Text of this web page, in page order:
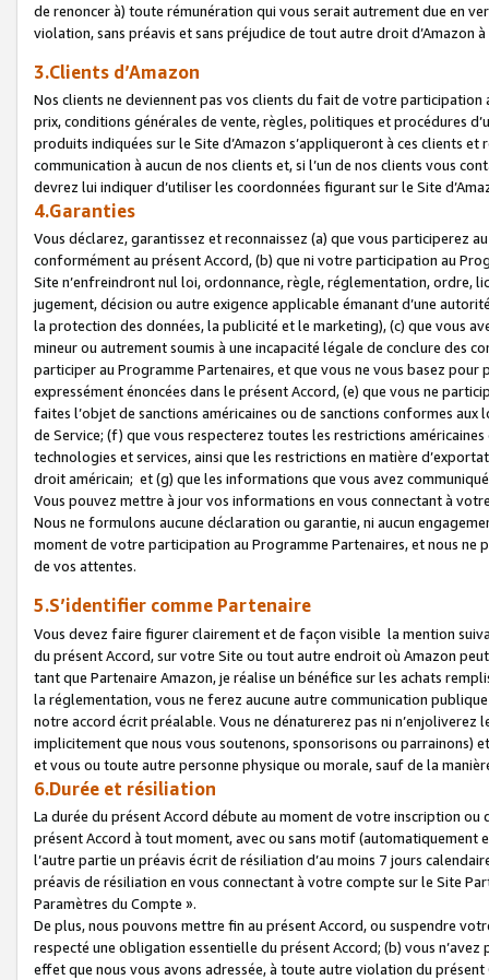
de renoncer à) toute rémunération qui vous serait autrement due en
violation, sans préavis et sans préjudice de tout autre droit
3.Clients d’Amazon
Nos clients ne deviennent pas vos clients du fait de votre
prix, conditions générales de vente, règles, politiques et procédures
produits indiquées sur le Site d’Amazon s’appliqueront à ces clients
communication à aucun de nos clients et, si l’un de nos clients vous
devrez lui indiquer d’utiliser les coordonnées figurant sur le Site
4.Garanties
Vous déclarez, garantissez et reconnaissez (a) que vous participerez
conformément au présent Accord, (b) que ni votre participation au
Site n’enfreindront nul loi, ordonnance, règle, réglementation, ordre,
jugement, décision ou autre exigence applicable émanant d’une
la protection des données, la publicité et le marketing), (c) que vous
mineur ou autrement soumis à une incapacité légale de conclure des
participer au Programme Partenaires, et que vous ne vous basez
expressément énoncées dans le présent Accord, (e) que vous ne
faites l’objet de sanctions américaines ou de sanctions conformes
de Service; (f) que vous respecterez toutes les restrictions
technologies et services, ainsi que les restrictions en matière
droit américain; et (g) que les informations que vous avez
Vous pouvez mettre à jour vos informations en vous connectant à
Nous ne formulons aucune déclaration ou garantie, ni aucun
moment de votre participation au Programme Partenaires, et nous
de vos attentes.
5.S’identifier comme Partenaire
Vous devez faire figurer clairement et de façon visible la mention
du présent Accord, sur votre Site ou tout autre endroit où Amazon
tant que Partenaire Amazon, je réalise un bénéfice sur les achats
la réglementation, vous ne ferez aucune autre communication
notre accord écrit préalable. Vous ne dénaturerez pas ni
implicitement que nous vous soutenons, sponsorisons ou parrainons)
et vous ou toute autre personne physique ou morale, sauf de la
6.Durée et résiliation
La durée du présent Accord débute au moment de votre inscription
présent Accord à tout moment, avec ou sans motif (automatiquement
l’autre partie un préavis écrit de résiliation d’au moins 7 jours
préavis de résiliation en vous connectant à votre compte sur le Site
Paramètres du Compte ».
De plus, nous pouvons mettre fin au présent Accord, ou suspendre
respecté une obligation essentielle du présent Accord; (b) vous
effet que nous vous avons adressée, à toute autre violation du